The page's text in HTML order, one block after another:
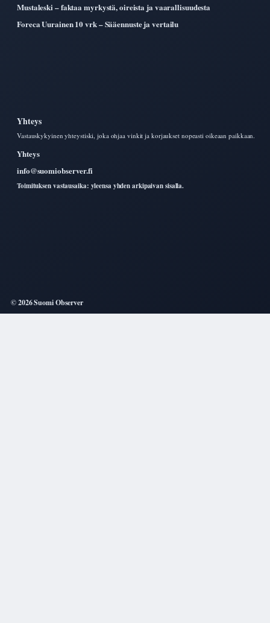
Mustaleski – faktaa myrkystä, oireista ja vaarallisuudesta
Foreca Uurainen 10 vrk – Sääennuste ja vertailu
Yhteys
Vastauskykyinen yhteystiski, joka ohjaa vinkit ja korjaukset nopeasti oikeaan paikkaan.
Yhteys
info@suomiobserver.fi
Toimituksen vastausaika: yleensa yhden arkipaivan sisalla.
© 2026 Suomi Observer